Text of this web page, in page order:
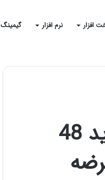
افزار نرم افزار گیمینگ
شیائومی می 11 با دوربین اولتراواید 48